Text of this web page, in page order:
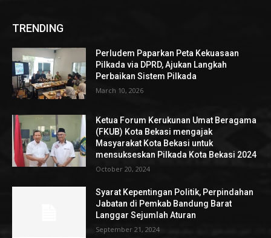
TRENDING
Perludem Paparkan Peta Kekuasaan
Pilkada via DPRD, Ajukan Langkah
Perbaikan Sistem Pilkada
March 10, 2026
Ketua Forum Kerukunan Umat Beragama
(FKUB) Kota Bekasi mengajak
Masyarakat Kota Bekasi untuk
mensukseskan Pilkada Kota Bekasi 2024
October 20, 2024
Syarat Kepentingan Politik, Perpindahan
Jabatan di Pemkab Bandung Barat
Langgar Sejumlah Aturan
September 21, 2024